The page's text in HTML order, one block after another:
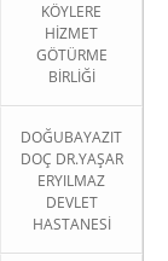
KÖYLERE
HİZMET
GÖTÜRME
BİRLİĞİ
DOĞUBAYAZIT
DOÇ DR.YAŞAR
ERYILMAZ
DEVLET
HASTANESİ